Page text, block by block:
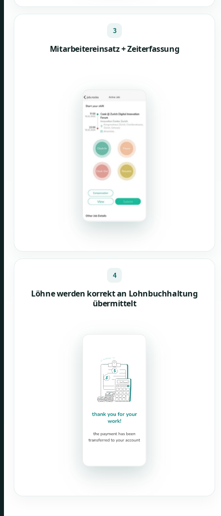
3
Mitarbeitereinsatz + Zeiterfassung
4
Löhne werden korrekt an Lohnbuchhaltung
übermittelt